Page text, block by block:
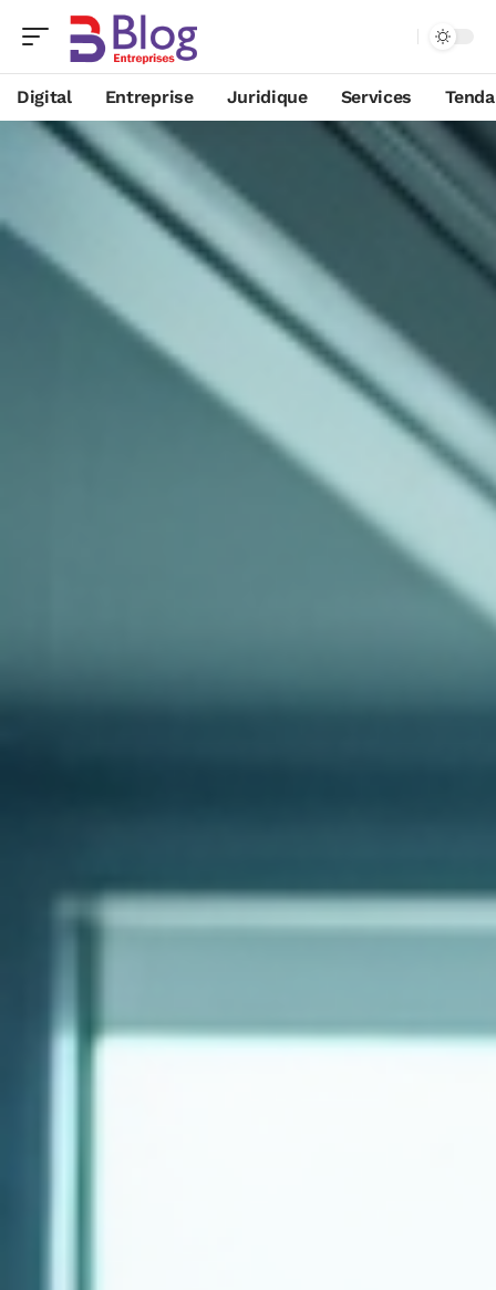
Digital Entreprise Juridique Services